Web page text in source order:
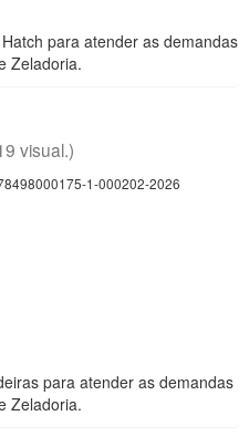
para atender as demandas
Zeladoria.
visual.)
1-000202-2026
para atender as demandas
Zeladoria.